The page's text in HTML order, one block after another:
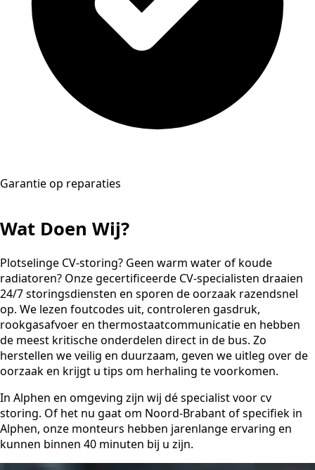
Garantie op reparaties
Wat Doen Wij?
Plotselinge CV-storing? Geen warm water of koude
radiatoren? Onze gecertificeerde CV-specialisten draaien
24/7 storingsdiensten en sporen de oorzaak razendsnel
op. We lezen foutcodes uit, controleren gasdruk,
rookgasafvoer en thermostaatcommunicatie en hebben
de meest kritische onderdelen direct in de bus. Zo
herstellen we veilig en duurzaam, geven we uitleg over de
oorzaak en krijgt u tips om herhaling te voorkomen.
In Alphen en omgeving zijn wij dé specialist voor cv
storing. Of het nu gaat om Noord-Brabant of specifiek in
Alphen, onze monteurs hebben jarenlange ervaring en
kunnen binnen 40 minuten bij u zijn.